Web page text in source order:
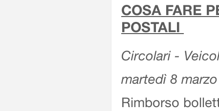
COSA FARE
POSTALI
Circolari -
martedì 8
Rimborso